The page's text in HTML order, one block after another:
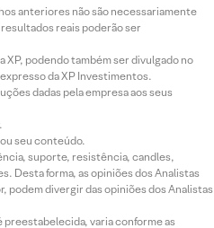
anteriores não são necessariamente
reais poderão ser
podendo também ser divulgado no
da XP Investimentos.
dadas pela empresa aos seus
seu conteúdo.
suporte, resistência, candles,
Desta forma, as opiniões dos Analistas
podem divergir das opiniões dos Analistas
preestabelecida, varia conforme as